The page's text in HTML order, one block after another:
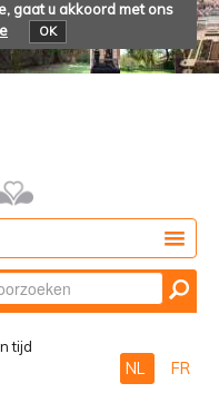
gaat u akkoord met ons
OK
tijd
NL FR